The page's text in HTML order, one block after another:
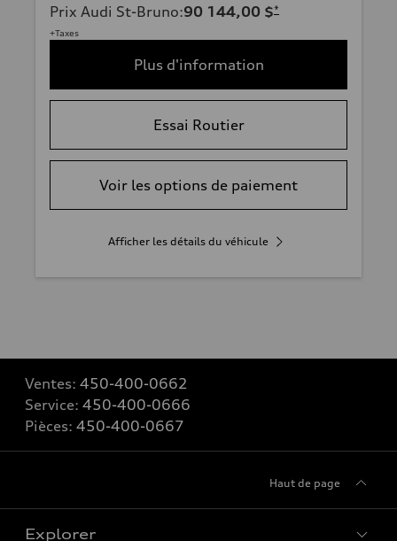
Prix Audi St-Bruno:90 144,00 $*
+Taxes
Plus d'information
Essai Routier
Voir les options de paiement
Afficher les détails du véhicule
Ventes: 450-400-0662
Service: 450-400-0666
Pièces: 450-400-0667
Haut de page
Explorer